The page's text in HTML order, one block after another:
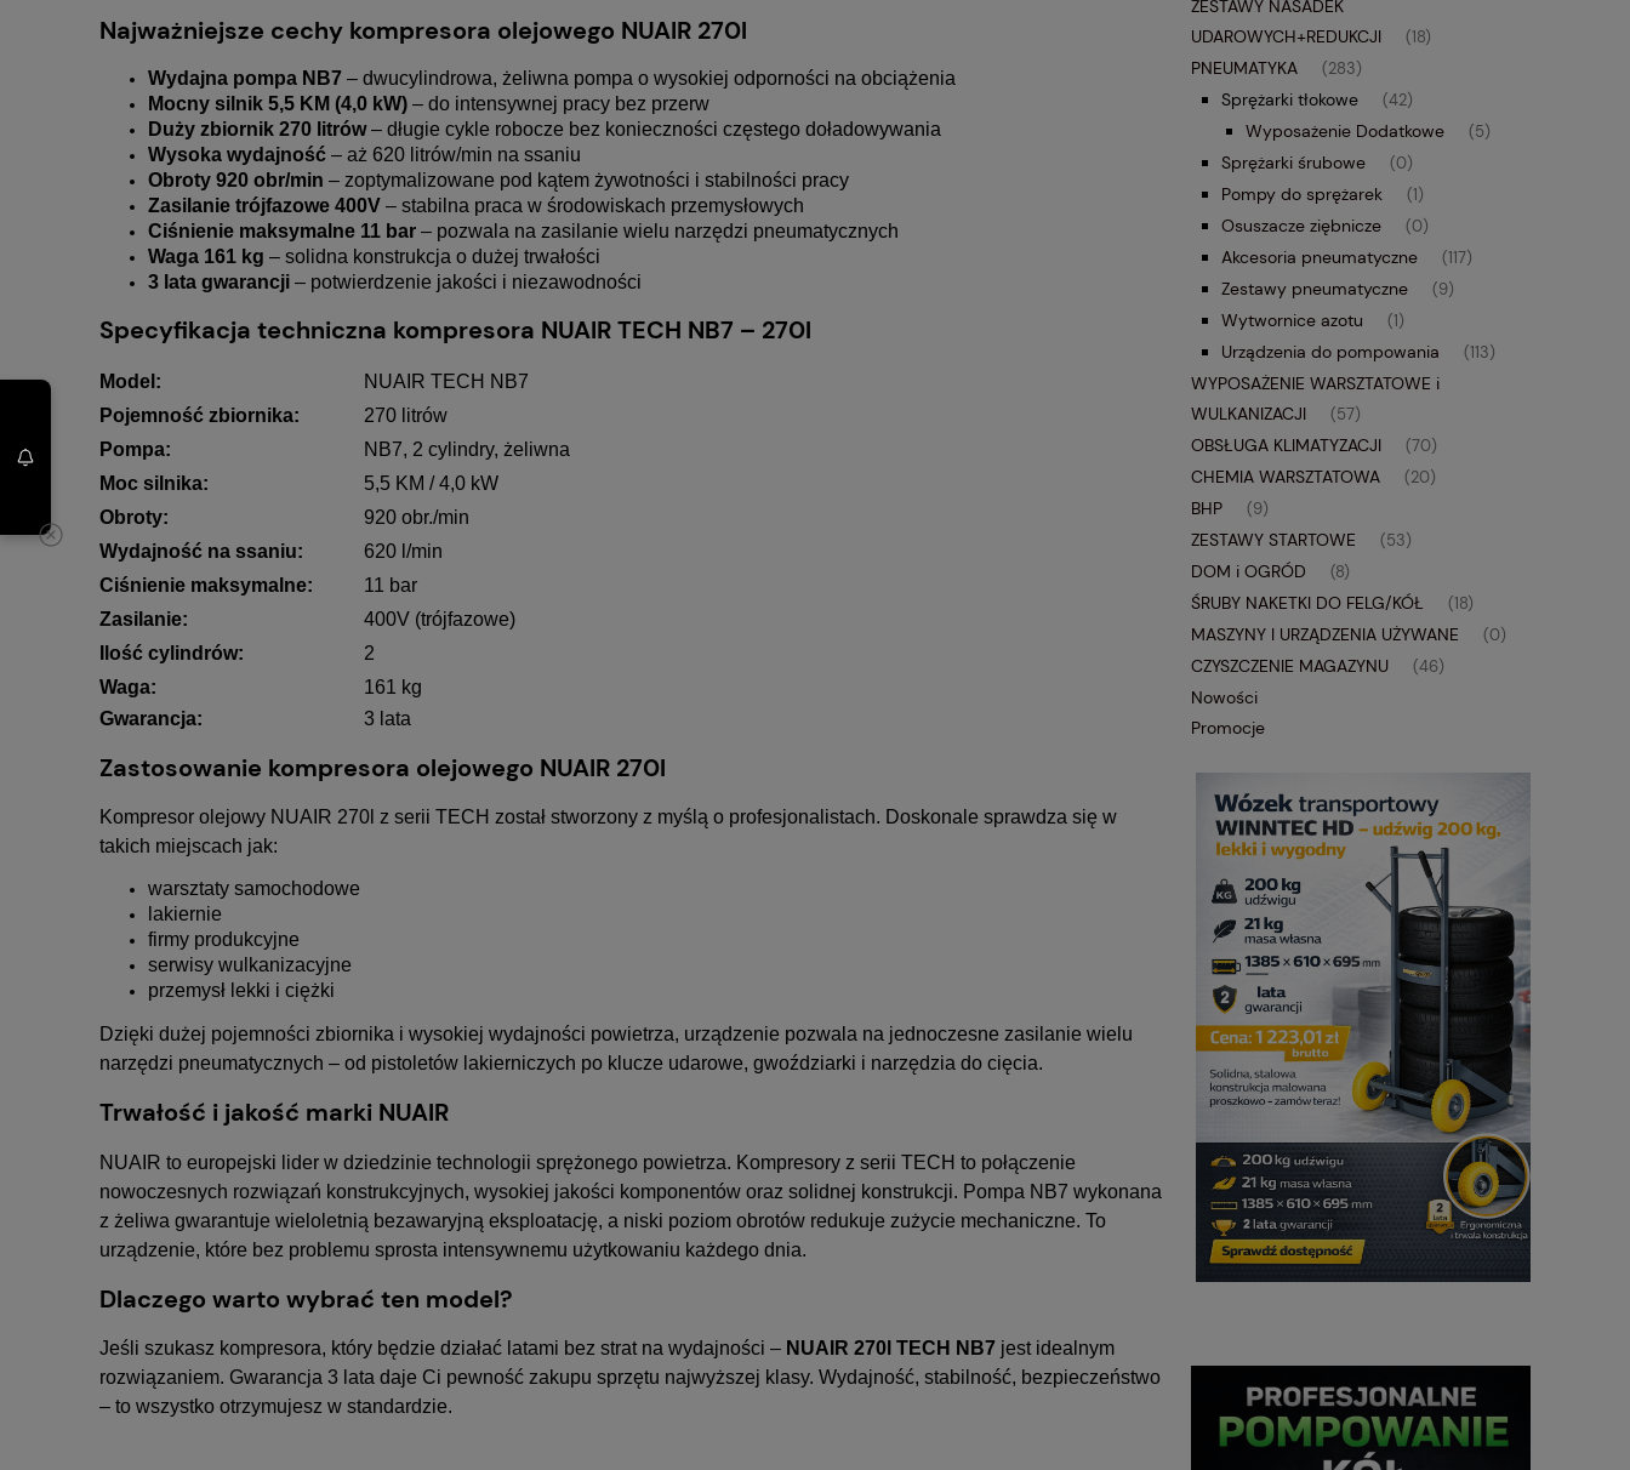
Najważniejsze cechy kompresora olejowego NUAIR 270l
Wydajna pompa NB7 – dwucylindrowa, żeliwna pompa o wysokiej odporności na obciążenia
Mocny silnik 5,5 KM (4,0 kW) – do intensywnej pracy bez przerw
Duży zbiornik 270 litrów– długie cykle robocze bez konieczności częstego doładowywania
Wysoka wydajność – aż 620 litrów/min na ssaniu
Obroty 920 obr/min – zoptymalizowane pod kątem żywotności i stabilności pracy
Zasilanie trójfazowe 400V – stabilna praca w środowiskach przemysłowych
Ciśnienie maksymalne 11 bar – pozwala na zasilanie wielu narzędzi pneumatycznych
Waga 161 kg – solidna konstrukcja o dużej trwałości
3 lata gwarancji – potwierdzenie jakości i niezawodności
Specyfikacja techniczna kompresora NUAIR TECH NB7 – 270l
Model:
NUAIR TECH NB7
Pojemność zbiornika:
270 litrów
Pompa:
NB7, 2 cylindry, żeliwna
Moc silnika:
5,5 KM / 4,0 kW
Obroty:
920 obr./min
Wydajność na ssaniu:
620 l/min
Ciśnienie maksymalne:
11 bar
Zasilanie:
400V (trójfazowe)
Ilość cylindrów:
2
Waga:
161 kg
Gwarancja:
3 lata
Zastosowanie kompresora olejowego NUAIR 270l
Kompresor olejowy NUAIR 270l z serii TECH został stworzony z myślą o profesjonalistach. Doskonale sprawdza się w
takich miejscach jak:
warsztaty samochodowe
lakiernie
firmy produkcyjne
serwisy wulkanizacyjne
przemysł lekki i ciężki
Dzięki dużej pojemności zbiornika i wysokiej wydajności powietrza, urządzenie pozwala na jednoczesne zasilanie wielu
narzędzi pneumatycznych – od pistoletów lakierniczych po klucze udarowe, gwoździarki i narzędzia do cięcia.
Trwałość i jakość marki NUAIR
NUAIR to europejski lider w dziedzinie technologii sprężonego powietrza. Kompresory z serii TECH to połączenie
nowoczesnych rozwiązań konstrukcyjnych, wysokiej jakości komponentów oraz solidnej konstrukcji. Pompa NB7 wykonana
z żeliwa gwarantuje wieloletnią bezawaryjną eksploatację, a niski poziom obrotów redukuje zużycie mechaniczne. To
urządzenie, które bez problemu sprosta intensywnemu użytkowaniu każdego dnia.
Dlaczego warto wybrać ten model?
Jeśli szukasz kompresora, który będzie działać latami bez strat na wydajności – NUAIR 270l TECH NB7 jest idealnym
rozwiązaniem. Gwarancja 3 lata daje Ci pewność zakupu sprzętu najwyższej klasy. Wydajność, stabilność, bezpieczeństwo
– to wszystko otrzymujesz w standardzie.
ZESTAWY NASADEK
UDAROWYCH+REDUKCJI
(18)
PNEUMATYKA (283)
Sprężarki tłokowe (42)
Wyposażenie Dodatkowe (5)
Sprężarki śrubowe (0)
Pompy do sprężarek (1)
Osuszacze ziębnicze (0)
Akcesoria pneumatyczne (117)
Zestawy pneumatyczne (9)
Wytwornice azotu (1)
Urządzenia do pompowania (113)
WYPOSAŻENIE WARSZTATOWE i
WULKANIZACJI
(57)
OBSŁUGA KLIMATYZACJI (70)
CHEMIA WARSZTATOWA (20)
BHP (9)
ZESTAWY STARTOWE (53)
DOM i OGRÓD (8)
ŚRUBY NAKETKI DO FELG/KÓŁ (18)
MASZYNY I URZĄDZENIA UŻYWANE (0)
CZYSZCZENIE MAGAZYNU (46)
Nowości
Promocje